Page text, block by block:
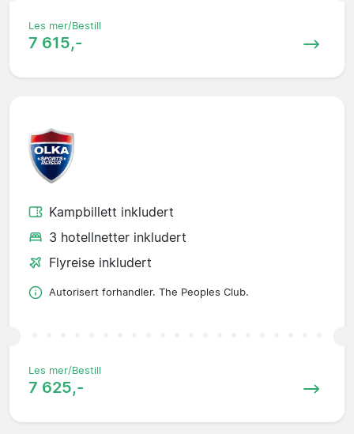
Les mer/Bestill
7 615,-
Kampbillett inkludert
3 hotellnetter inkludert
Flyreise inkludert
Autorisert forhandler. The Peoples Club.
Les mer/Bestill
7 625,-